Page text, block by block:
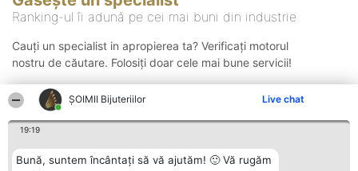
ŞOIMII Bijuteriilor Live chat
19:19
Bună, suntem încântați să vă ajutăm! 🙂 Vă rugăm
Ranking-ul îi adună pe cei mai buni din industrie
Cauți un specialist in apropierea ta? Verificați motorul
nostru de căutare. Folosiți doar cele mai bune servicii!